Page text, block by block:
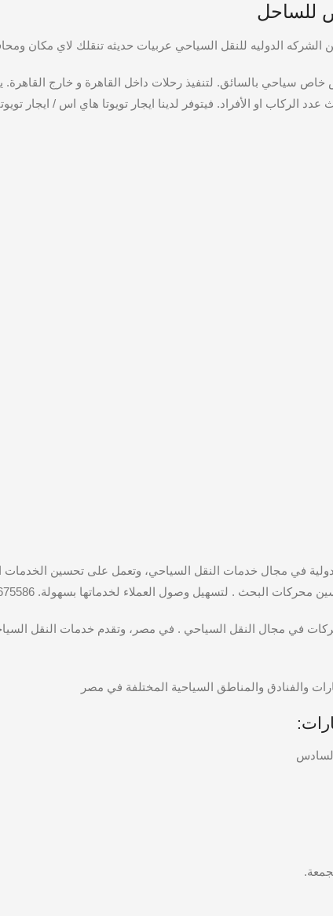
للساحل
الدوليه للنقل السياحي عربيات حديثه تنقلك لاي مكان
خاص سياحي بالسائق. لتنفيذ رحلات داخل القاهرة و خارج
الدولية في مجال خدمات النقل السياحي، وتعمل على تحسين الخدمات
البحث . لتسهيل وصول العملاء لخدماتها بسهولة. 01115675586
في مجال النقل السياحي . في مصر، وتقدم خدمات النقل
والفنادق والمناطق السياحية المختلفة في مصر